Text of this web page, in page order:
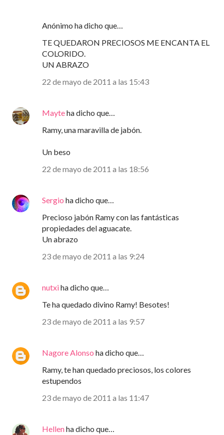
Anónimo ha dicho que…
TE QUEDARON PRECIOSOS ME ENCANTA EL
COLORIDO.
UN ABRAZO
22 de mayo de 2011 a las 15:43
Mayteha dicho que…
Ramy, una maravilla de jabón.
Un beso
22 de mayo de 2011 a las 18:56
Sergio ha dicho que…
Precioso jabón Ramy con las fantásticas
propiedades del aguacate.
Un abrazo
23 de mayo de 2011 a las 9:24
nutxiha dicho que…
Te ha quedado divino Ramy! Besotes!
23 de mayo de 2011 a las 9:57
Nagore Alonso ha dicho que…
Ramy, te han quedado preciosos, los colores
estupendos
23 de mayo de 2011 a las 11:47
Hellenha dicho que…